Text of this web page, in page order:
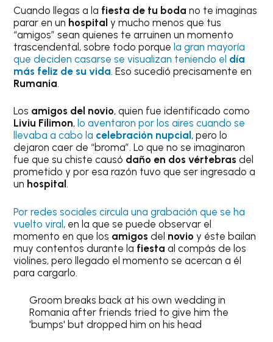
Cuando llegas a la fiesta de tu bodano te imaginas
parar en un hospitaly mucho menos que tus
“amigos” sean quienes te arruinen un momento
trascendental, sobre todo porquela gran mayoría
que deciden casarse se visualizan teniendo el día
más feliz de su vida. Eso sucedió precisamente en
Rumania.
Los amigos del novio, quien fue identificado como
Liviu Filimon, lo aventaron por los aires cuando se
llevaba a cabo la celebración nupcial , pero lo
dejaron caer de “broma”. Lo que no se imaginaron
fue que su chiste causó daño en dos vértebrasdel
prometido y por esa razón tuvo que ser ingresado a
un hospital.
Por redes sociales circula una grabación que se ha
vuelto viral, en la que se puede observar el
momento en que los amigosdel novioy éste bailan
muy contentos durante la fiesta al compás de los
violines, pero llegado el momento se acercan a él
para cargarlo.
Groom breaks back at his own wedding in
Romania after friends tried to give him the
'bumps' but dropped him on his head